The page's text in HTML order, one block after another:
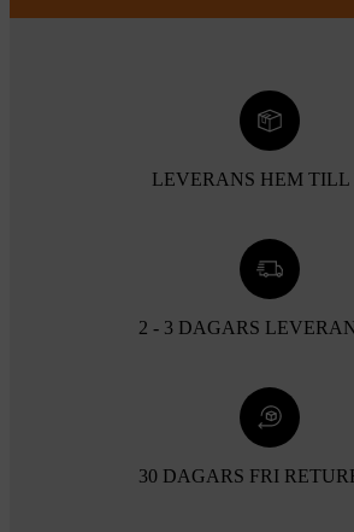
LEVERANS HEM TILL
2 - 3 DAGARS
30 DAGARS FRI